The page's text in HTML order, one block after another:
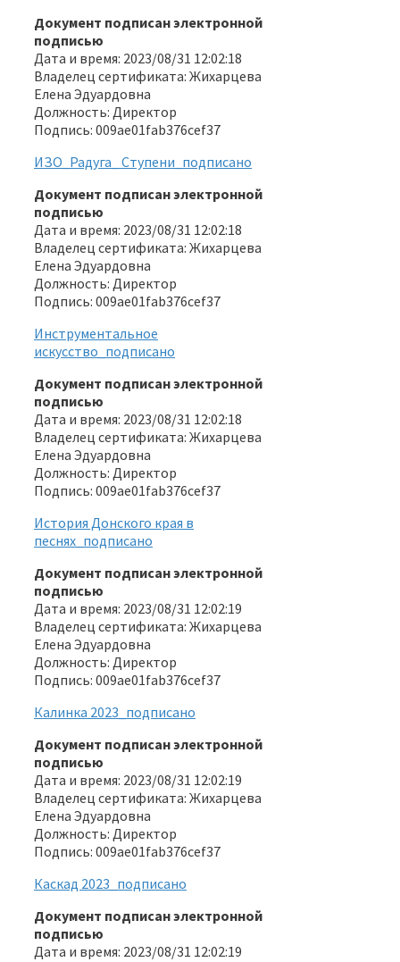
Документ подписан электронной
подписью
Дата и время: 2023/08/31 12:02:18
Владелец сертификата: Жихарцева
Елена Эдуардовна
Должность: Директор
Подпись: 009ae01fab376cef37
ИЗО_Радуга_ Ступени_подписано
Документ подписан электронной
подписью
Дата и время: 2023/08/31 12:02:18
Владелец сертификата: Жихарцева
Елена Эдуардовна
Должность: Директор
Подпись: 009ae01fab376cef37
Инструментальное
искусство_подписано
Документ подписан электронной
подписью
Дата и время: 2023/08/31 12:02:18
Владелец сертификата: Жихарцева
Елена Эдуардовна
Должность: Директор
Подпись: 009ae01fab376cef37
История Донского края в
песнях_подписано
Документ подписан электронной
подписью
Дата и время: 2023/08/31 12:02:19
Владелец сертификата: Жихарцева
Елена Эдуардовна
Должность: Директор
Подпись: 009ae01fab376cef37
Калинка 2023_подписано
Документ подписан электронной
подписью
Дата и время: 2023/08/31 12:02:19
Владелец сертификата: Жихарцева
Елена Эдуардовна
Должность: Директор
Подпись: 009ae01fab376cef37
Каскад 2023_подписано
Документ подписан электронной
подписью
Дата и время: 2023/08/31 12:02:19